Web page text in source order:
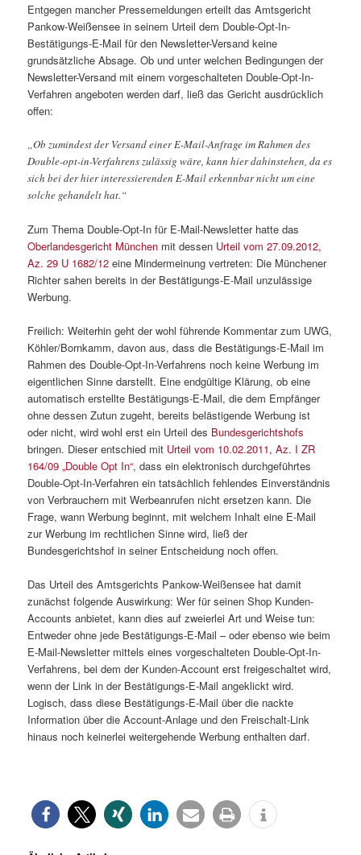
Entgegen mancher Pressemeldungen erteilt das Amtsgericht
Pankow-Weißensee in seinem Urteil dem Double-Opt-In-
Bestätigungs-E-Mail für den Newsletter-Versand keine
grundsätzliche Absage. Ob und unter welchen Bedingungen der
Newsletter-Versand mit einem vorgeschalteten Double-Opt-In-
Verfahren angeboten werden darf, ließ das Gericht ausdrücklich
offen:
„Ob zumindest der Versand einer E-Mail-Anfrage im Rahmen des
Double-opt-in-Verfahrens zulässig wäre, kann hier dahinstehen, da es
sich bei der hier interessierenden E-Mail erkennbar nicht um eine
solche gehandelt hat.“
Zum Thema Double-Opt-In für E-Mail-Newsletter hatte das
Oberlandesgericht München mit dessen Urteil vom 27.09.2012,
Az. 29 U 1682/12 eine Mindermeinung vertreten: Die Münchener
Richter sahen bereits in der Bestätigungs-E-Mail unzulässige
Werbung.
Freilich: Weiterhin geht der wohl führende Kommentar zum UWG,
Köhler/Bornkamm, davon aus, dass die Bestätigungs-E-Mail im
Rahmen des Double-Opt-In-Verfahrens noch keine Werbung im
eigentlichen Sinne darstellt. Eine endgültige Klärung, ob eine
automatisch erstellte Bestätigungs-E-Mail, die dem Empfänger
ohne dessen Zutun zugeht, bereits belästigende Werbung ist
oder nicht, wird wohl erst ein Urteil des Bundesgerichtshofs
bringen. Dieser entschied mit Urteil vom 10.02.2011, Az. I ZR
164/09 „Double Opt In“, dass ein elektronisch durchgeführtes
Double-Opt-In-Verfahren ein tatsächlich fehlendes Einverständnis
von Verbrauchern mit Werbeanrufen nicht ersetzen kann. Die
Frage, wann Werbung beginnt, mit welchem Inhalt eine E-Mail
zur Werbung im rechtlichen Sinne wird, ließ der
Bundesgerichtshof in seiner Entscheidung noch offen.
Das Urteil des Amtsgerichts Pankow-Weißensee hat damit
zunächst folgende Auswirkung: Wer für seinen Shop Kunden-
Accounts anbietet, kann dies auf zweierlei Art und Weise tun:
Entweder ohne jede Bestätigungs-E-Mail – oder ebenso wie beim
E-Mail-Newsletter mittels eines vorgeschalteten Double-Opt-In-
Verfahrens, bei dem der Kunden-Account erst freigeschaltet wird,
wenn der Link in der Bestätigungs-E-Mail angeklickt wird.
Logisch, dass diese Bestätigungs-E-Mail über die nackte
Information über die Account-Anlage und den Freischalt-Link
hinaus noch keinerlei weitergehende Werbung enthalten darf.